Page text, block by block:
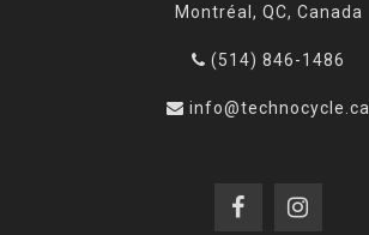
Montréal, QC, Canada
(514) 846-1486
info@technocycle.ca